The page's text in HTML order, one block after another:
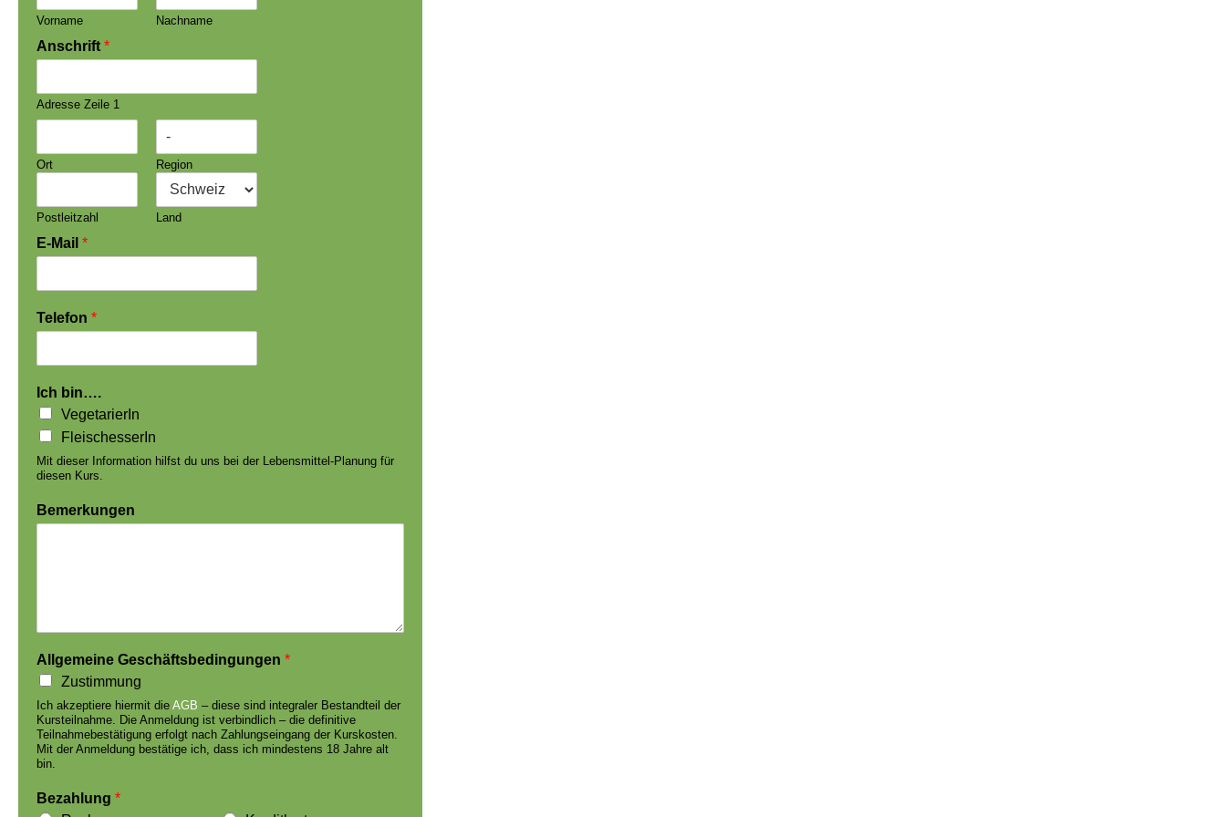
Vorname Nachname
Anschrift *
Adresse Zeile 1
Ort Region
Postleitzahl Land
E-Mail *
Telefon *
Ich bin….
VegetarierIn
FleischesserIn
Mit dieser Information hilfst du uns bei der Lebensmittel-Planung für
diesen Kurs.
Bemerkungen
Allgemeine Geschäftsbedingungen *
Zustimmung
Ich akzeptiere hiermit die AGB – diese sind integraler Bestandteil der
Kursteilnahme. Die Anmeldung ist verbindlich – die definitive
Teilnahmebestätigung erfolgt nach Zahlungseingang der Kurskosten.
Mit der Anmeldung bestätige ich, dass ich mindestens 18 Jahre alt
bin.
Bezahlung *